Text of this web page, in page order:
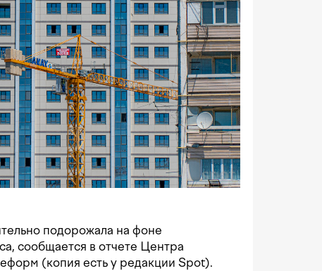
подорожала на фоне
сообщается в отчете Центра
(копия есть у редакции Spot).